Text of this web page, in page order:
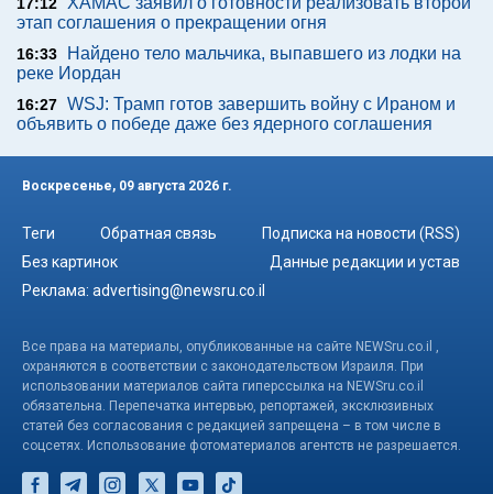
этап соглашения о прекращении огня
16:33
Найдено тело мальчика, выпавшего из лодки на
реке Иордан
16:27 WSJ: Трамп готов завершить войну с Ираном и
объявить о победе даже без ядерного соглашения
Воскресенье, 09 августа 2026 г.
Теги Обратная связь
Подписка на новости (RSS)
Без картинок
Данные редакции и устав
Реклама: advertising@newsru.co.il
Все права на материалы, опубликованные на сайте NEWSru.co.il ,
охраняются в соответствии с законодательством Израиля. При
использовании материалов сайта гиперссылка на NEWSru.co.il
обязательна. Перепечатка интервью, репортажей, эксклюзивных
статей без согласования с редакцией запрещена – в том числе в
соцсетях. Использование фотоматериалов агентств не разрешается.